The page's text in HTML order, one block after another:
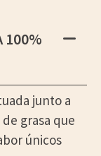
100%
junto a
grasa que
únicos